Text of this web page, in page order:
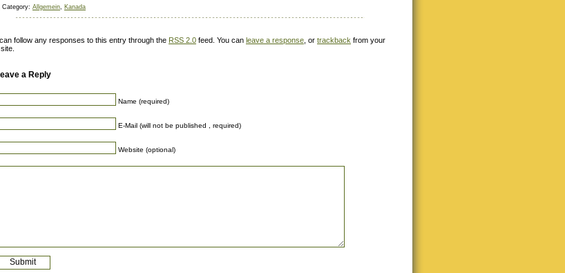
Category: Allgemein, Kanada
follow any responses to this entry through the RSS 2.0 feed. You can leave a response , or trackback from your
a Reply
Name (required)
E-Mail (will not be published , required)
Website (optional)